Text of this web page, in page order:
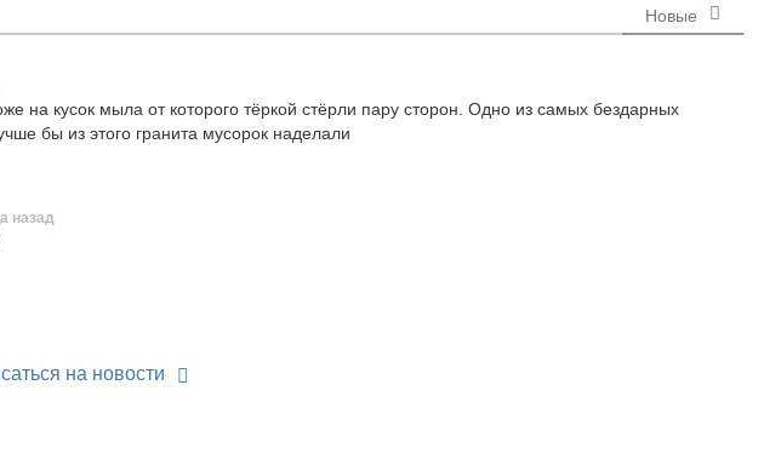
Новые
на кусок мыла от которого тёркой стёрли пару сторон. Одно из самых бездарных
бы из этого гранита мусорок наделали
назад
на новости